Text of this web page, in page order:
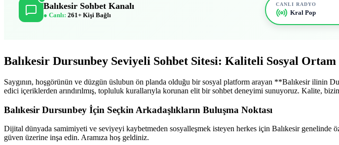
Balıkesir Sohbet Kanalı
● Canlı: 261+ Kişi Bağlı
CANLI RADYO
Kral Pop
Balıkesir Dursunbey Seviyeli Sohbet Sitesi: Kaliteli Sosyal Ortam
Saygının, hoşgörünün ve düzgün üslubun ön planda olduğu bir sosyal platform arayan **Balıkesir ilinin
edici içeriklerden arındırılmış, topluluk kurallarıyla korunan elit bir sohbet deneyimi sunuyoruz. Kalite,
Balıkesir Dursunbey İçin Seçkin Arkadaşlıkların Buluşma Noktası
Dijital dünyada samimiyeti ve seviyeyi kaybetmeden sosyalleşmek isteyen herkes için Balıkesir genelinde
güven üzerine inşa edin. Aramıza hoş geldiniz.